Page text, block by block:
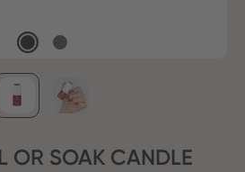
OR SOAK CANDLE